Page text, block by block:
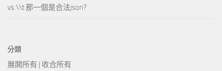
vs \\t 那一個是合法json?
分類
展開所有 | 收合所有